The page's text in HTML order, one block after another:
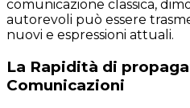
comunicazione classica,
autorevoli può essere
nuovi e espressioni attuali.
La Rapidità di
Comunicazioni